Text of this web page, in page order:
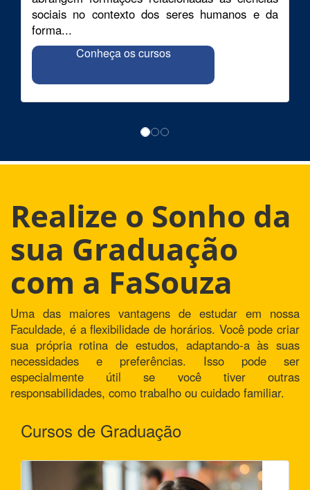
sociais no contexto dos seres humanos e da
forma...
Conheça os cursos
Realize o Sonho da
sua Graduação
com a FaSouza
Uma das maiores vantagens de estudar em nossa
Faculdade, é a flexibilidade de horários. Você pode criar
sua própria rotina de estudos, adaptando-a às suas
necessidades e preferências. Isso pode ser
especialmente útil se você tiver outras
responsabilidades, como trabalho ou cuidado familiar.
Cursos de Graduação